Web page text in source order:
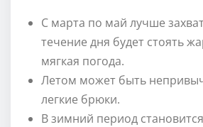
С марта по май лучше
течение дня будет стоять
мягкая погода.
Летом может быть
легкие брюки.
В зимний период